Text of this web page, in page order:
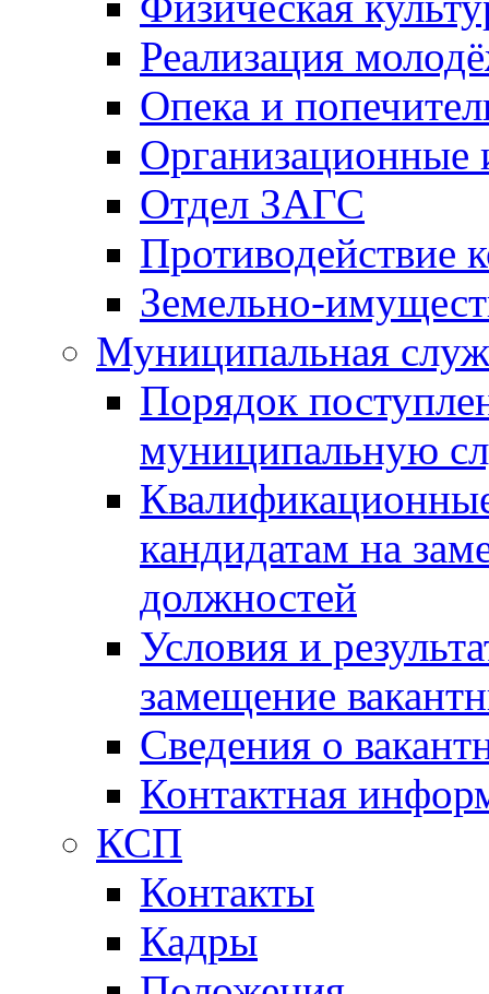
Реализация
Опека и
Отдел ЗАГС
Противодействие
Земельно-
Муниципальная
Порядок
муниципальную
кандидатам на
должностей
Условия и
замещение
Сведения о
Контактная
КСП
Контакты
Кадры